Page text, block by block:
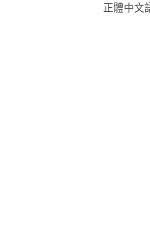
正體中文